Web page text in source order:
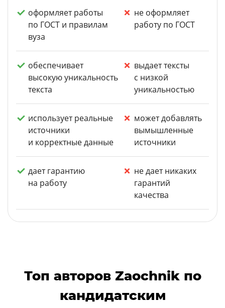
оформляет работы
по ГОСТ и правилам
вуза
не оформляет
работу по ГОСТ
обеспечивает
высокую уникальность
текста
выдает тексты
с низкой
уникальностью
использует реальные
источники
и корректные данные
может добавлять
вымышленные
источники
дает гарантию
на работу
не дает никаких
гарантий
качества
Топ авторов Zaochnik по
кандидатским